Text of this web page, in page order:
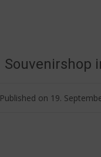
Souvenirshop
Published on 19.